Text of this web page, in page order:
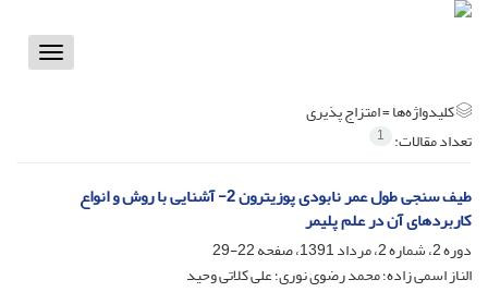
Toggle
کلیدواژه‌ها =امتزاج پذیری
تعداد مقالات: 1
طیف سنجی طول عمر نابودی پوزیترون 2- آشنایی با روش و انواع
کاربردهای آن در علم پلیمر
دوره 2، شماره 2، مرداد 1391، صفحه
22-29
الناز اسمی زاده؛ محمد رضوی نوری؛ علی کلاتی وحید